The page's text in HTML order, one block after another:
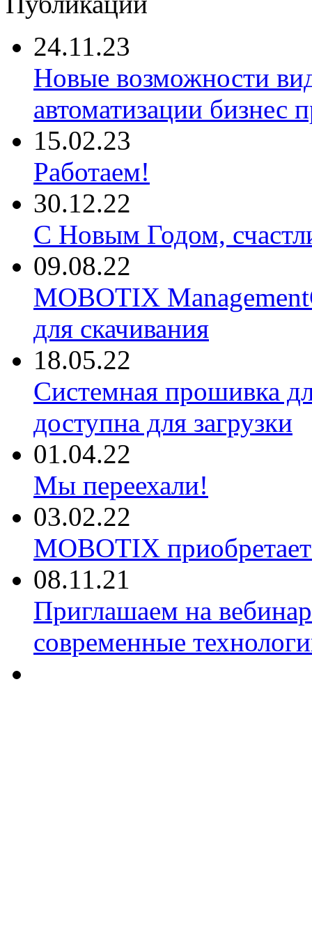
24.11.23
Новые возможности
автоматизации бизнес
15.02.23
Работаем!
30.12.22
С Новым Годом,
09.08.22
MOBOTIX
для скачивания
18.05.22
Системная прошивка
доступна для загрузки
01.04.22
Мы переехали!
03.02.22
MOBOTIX
08.11.21
Приглашаем на
современные